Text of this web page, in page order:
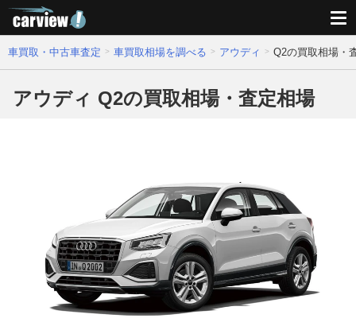
車買取・中古車査定 車買取相場を調べる アウディ Q2の買取相場・
アウディ Q2の買取相場・査定相場